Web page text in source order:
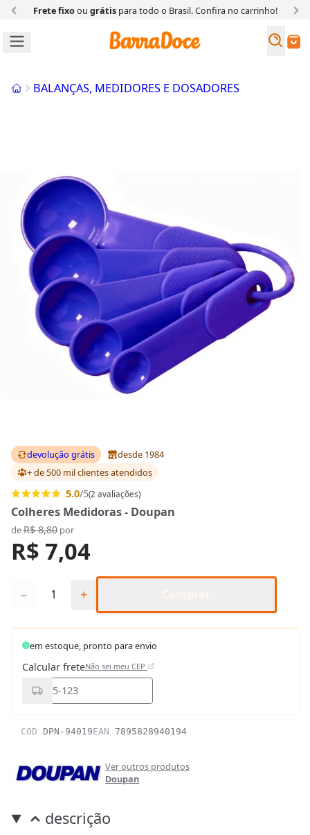
Frete fixoou grátispara todo o Brasil. Confira no carrinho!
Buscar
InícioBALANÇAS, MEDIDORES E DOSADORES
devolução grátis
desde 1984
+ de 500 mil clientesatendidos
5.0/5(2 avaliações)
Colheres Medidoras - Doupan
deR$ 8,80por
R$ 7,04
− +
em estoque, pronto para envio
Calcular freteNão sei meu CEP
COD DPN-94019EAN 7895828940194
Ver outros produtos
Doupan
descrição